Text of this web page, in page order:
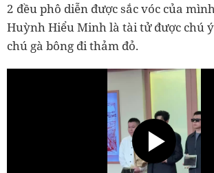
2 đều phô diễn được sắc vóc của
Huỳnh Hiểu Minh là tài tử được chú
chú gà bông đi thảm đỏ.